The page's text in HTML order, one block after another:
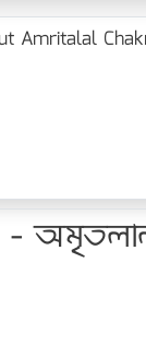
Amritalal